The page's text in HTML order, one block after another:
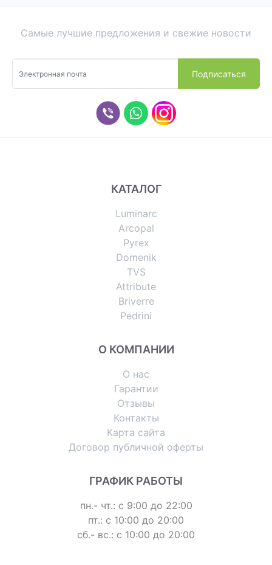
Самые лучшие предложения и свежие новости
КАТАЛОГ
Luminarc
Arcopal
Pyrex
Domenik
TVS
Attribute
Briverre
Pedrini
О КОМПАНИИ
О нас
Гарантии
Отзывы
Контакты
Карта сайта
Договор публичной оферты
ГРАФИК РАБОТЫ
пн.- чт.: с 9:00 до 22:00
пт.: с 10:00 до 20:00
сб.- вс.: с 10:00 до 20:00